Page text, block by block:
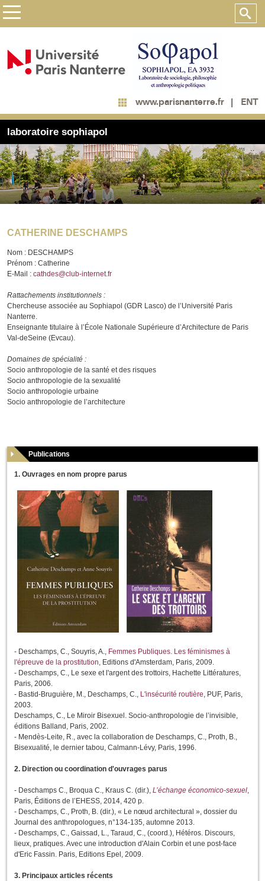
www.parisnanterre.fr ENT
laboratoire sophiapol
CATHERINE DESCHAMPS
Nom : DESCHAMPS
Prénom : Catherine
E-Mail : cathdes@club-internet.fr
Rattachements institutionnels :
Chercheuse associée au Sophiapol (GDR Lasco) de l’Université Paris
Nanterre.
Enseignante titulaire à l’École Nationale Supérieure d’Architecture de Paris
Val-deSeine (Evcau).
Domaines de spécialité :
Socio anthropologie de la santé et des risques
Socio anthropologie de la sexualité
Socio anthropologie urbaine
Socio anthropologie de l’architecture
Publications
1. Ouvrages en nom propre parus
- Deschamps, C., Souyris, A., Femmes Publiques. Les féminismes à
l'épreuve de la prostitution, Editions d'Amsterdam, Paris, 2009.
- Deschamps, C., Le sexe et l'argent des trottoirs, Hachette Littératures,
Paris, 2006.
- Bastid-Bruguière, M., Deschamps, C., L'insécurité routière, PUF, Paris,
2003.
Deschamps, C., Le Miroir Bisexuel. Socio-anthropologie de l’invisible,
éditions Balland, Paris, 2002.
- Mendès-Leite, R., avec la collaboration de Deschamps, C., Proth, B.,
Bisexualité, le dernier tabou, Calmann-Lévy, Paris, 1996.
2. Direction ou coordination d'ouvrages parus
- Deschamps C., Broqua C., Kraus C. (dir.), L’échange économico-sexuel,
Paris, Éditions de l’EHESS, 2014, 420 p.
- Deschamps, C., Proth, B. (dir.), « Le nœud architectural », dossier du
Journal des anthropologues, n°134-135, automne 2013.
- Deschamps, C., Gaissad, L., Taraud, C., (coord.), Hétéros. Discours,
lieux, pratiques. Avec une introduction d'Alain Corbin et une post-face
d'Eric Fassin. Paris, Editions Epel, 2009.
3. Principaux articles récents